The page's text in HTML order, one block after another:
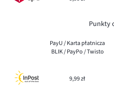
Punkty
PayU / Karta płatnicza
BLIK / PayPo / Twisto
9,99 zł